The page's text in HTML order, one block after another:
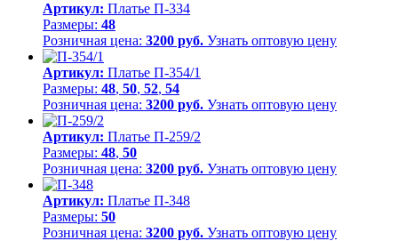
Артикул: Платье П-334
Размеры: 48
Розничная цена: 3200 руб. Узнать оптовую цену
Артикул: Платье П-354/1
Размеры: 48, 50, 52, 54
Розничная цена: 3200 руб. Узнать оптовую цену
Артикул: Платье П-259/2
Размеры: 48, 50
Розничная цена: 3200 руб. Узнать оптовую цену
Артикул: Платье П-348
Размеры: 50
Розничная цена: 3200 руб. Узнать оптовую цену